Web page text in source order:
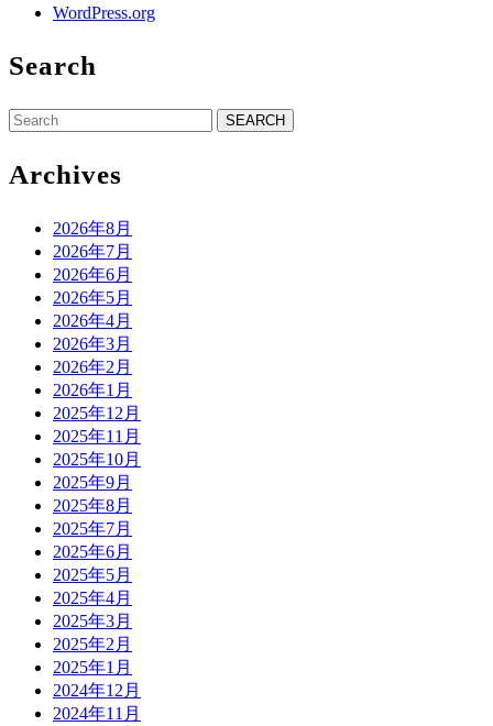
WordPress.org
Search
Search
for:
Archives
2026年8月
2026年7月
2026年6月
2026年5月
2026年4月
2026年3月
2026年2月
2026年1月
2025年12月
2025年11月
2025年10月
2025年9月
2025年8月
2025年7月
2025年6月
2025年5月
2025年4月
2025年3月
2025年2月
2025年1月
2024年12月
2024年11月